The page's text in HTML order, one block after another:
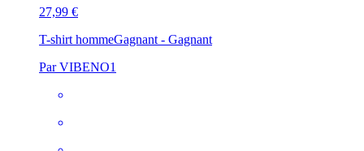
27,99 €
T-shirt hommeGagnant - Gagnant
Par VIBENO1